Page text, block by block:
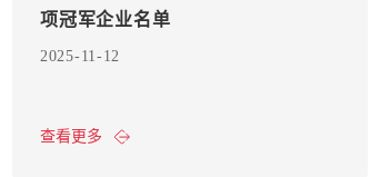
项冠军企业名单
2025-11-12
查看更多